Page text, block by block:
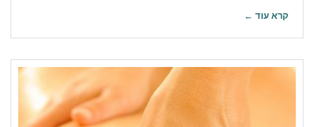
קרא עוד ←